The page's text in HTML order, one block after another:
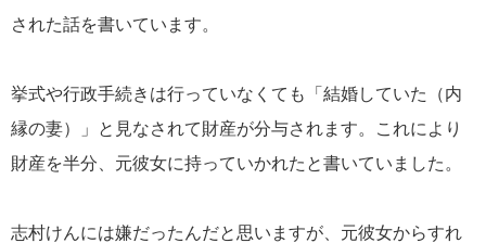
された話を書いています。
挙式や行政手続きは行っていなくても「結婚していた（内
縁の妻）」と見なされて財産が分与されます。これにより
財産を半分、元彼女に持っていかれたと書いていました。
志村けんには嫌だったんだと思いますが、元彼女からすれ